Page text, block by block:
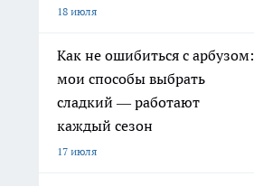
18 июля
Как не ошибиться с арбузом:
мои способы выбрать
сладкий — работают
каждый сезон
17 июля